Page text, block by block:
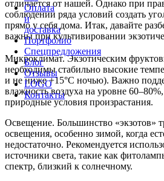
to
display
results.
Оплата
и
доставка
Портфолио
Спецпредложения
Блог
Отзывы
LOGO
Контакты
отличается от нашей. Однако при
соблюдении ряда условий создать
прямо у себя дома. Итак, давайте
важны при культивировании
Микроклимат. Экзотическим
необходимы стабильно высокие
и не ниже +15°C ночью). Важно
влажность воздуха на уровне
природные условия произрастания.
Освещение. Большинство «экзотов»
освещения, особенно зимой, когда
недостаточно. Рекомендуется
источники света, такие как
спектр, близкий к солнечному.